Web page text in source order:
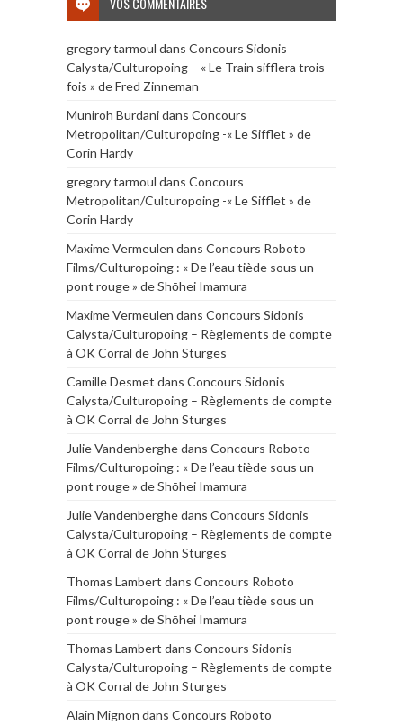
gregory tarmoul dans Concours Sidonis
Calysta/Culturopoing – « Le Train sifflera trois
fois » de Fred Zinneman
Muniroh Burdanidans Concours
Metropolitan/Culturopoing -« Le Sifflet » de
Corin Hardy
gregory tarmoul dans Concours
Metropolitan/Culturopoing -« Le Sifflet » de
Corin Hardy
Maxime Vermeulen dans Concours Roboto
Films/Culturopoing : « De l’eau tiède sous un
pont rouge » de Shōhei Imamura
Maxime Vermeulen dans Concours Sidonis
Calysta/Culturopoing – Règlements de compte
à OK Corral de John Sturges
Camille Desmet dans Concours Sidonis
Calysta/Culturopoing – Règlements de compte
à OK Corral de John Sturges
Julie Vandenberghedans Concours Roboto
Films/Culturopoing : « De l’eau tiède sous un
pont rouge » de Shōhei Imamura
Julie Vandenberghedans Concours Sidonis
Calysta/Culturopoing – Règlements de compte
à OK Corral de John Sturges
Thomas Lambert dans Concours Roboto
Films/Culturopoing : « De l’eau tiède sous un
pont rouge » de Shōhei Imamura
Thomas Lambert dans Concours Sidonis
Calysta/Culturopoing – Règlements de compte
à OK Corral de John Sturges
Alain Mignon dans Concours Roboto